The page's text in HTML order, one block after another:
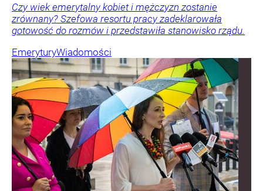
Czy wiek emerytalny kobiet i mężczyzn zostanie
zrównany? Szefowa resortu pracy zadeklarowała
gotowość do rozmów i przedstawiła stanowisko rządu.
EmeryturyWiadomości